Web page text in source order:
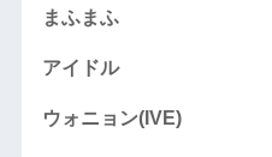
まふまふ
アイドル
ウォニョン(IVE)